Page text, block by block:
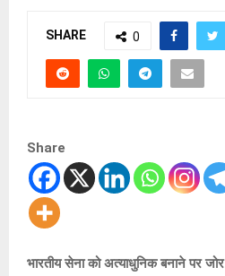
SHARE 0
Share
भारतीय सेना को अत्याधुनिक बनाने पर जोर